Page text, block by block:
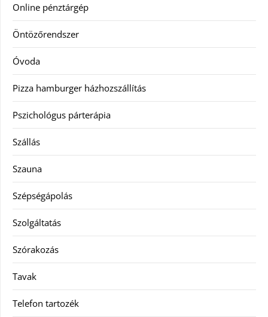
Online pénztárgép
Öntözőrendszer
Óvoda
Pizza hamburger házhozszállítás
Pszichológus párterápia
Szállás
Szauna
Szépségápolás
Szolgáltatás
Szórakozás
Tavak
Telefon tartozék